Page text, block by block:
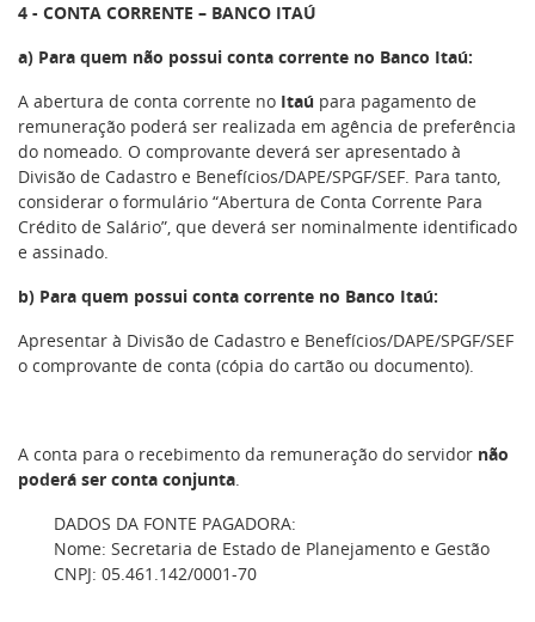
4 - CONTA CORRENTE – BANCO ITAÚ
a) Para quem não possui conta corrente no Banco Itaú:
A abertura de conta corrente no Itaú para pagamento de
remuneração poderá ser realizada em agência de preferência
do nomeado. O comprovante deverá ser apresentado à
Divisão de Cadastro e Benefícios/DAPE/SPGF/SEF. Para tanto,
considerar o formulário “Abertura de Conta Corrente Para
Crédito de Salário”, que deverá ser nominalmente identificado
e assinado.
b) Para quem possui conta corrente no Banco Itaú:
Apresentar à Divisão de Cadastro e Benefícios/DAPE/SPGF/SEF
o comprovante de conta (cópia do cartão ou documento).
A conta para o recebimento da remuneração do servidor não
poderá ser conta conjunta.
DADOS DA FONTE PAGADORA:
Nome: Secretaria de Estado de Planejamento e Gestão
CNPJ: 05.461.142/0001-70